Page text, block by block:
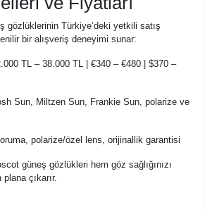
gözlüklerinin Türkiye’deki yetkili satış
bir alışveriş deneyimi sunar:
TL – 38.000 TL | €340 – €480 | $370 –
Sun, Miltzen Sun, Frankie Sun, polarize ve
polarize/özel lens, orijinallik garantisi
güneş gözlükleri hem göz sağlığınızı
çıkarır.